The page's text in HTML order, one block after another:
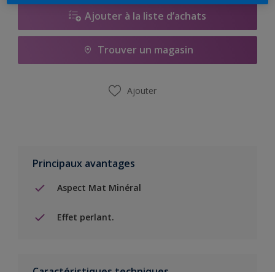
Ajouter à la liste d’achats
Trouver un magasin
Ajouter
Principaux avantages
Aspect Mat Minéral
Effet perlant.